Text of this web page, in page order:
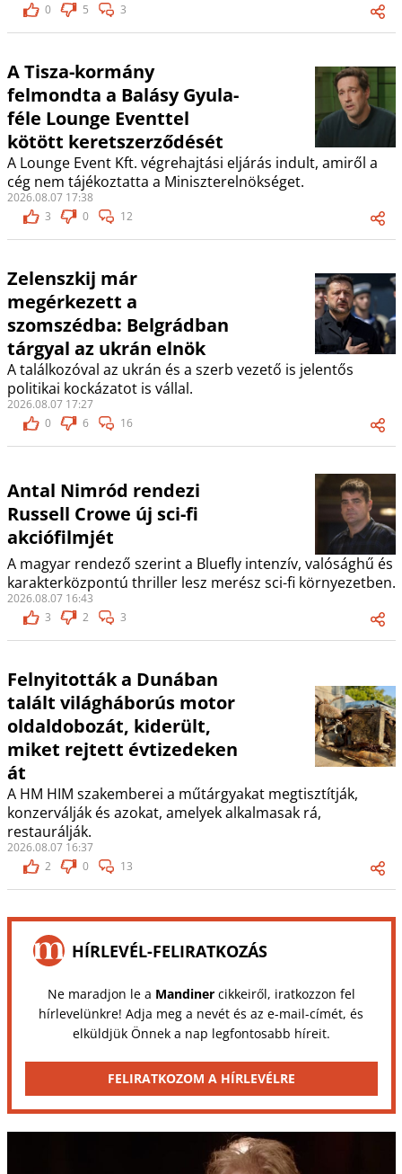
0
5 3
A Tisza-kormány
felmondta a Balásy Gyula-
féle Lounge Eventtel
kötött keretszerződését
A Lounge Event Kft. végrehajtási eljárás indult, amiről a
cég nem tájékoztatta a Miniszterelnökséget.
2026.08.07 17:38
3
0 12
Zelenszkij már
megérkezett a
szomszédba: Belgrádban
tárgyal az ukrán elnök
A találkozóval az ukrán és a szerb vezető is jelentős
politikai kockázatot is vállal.
2026.08.07 17:27
0
6 16
Antal Nimród rendezi
Russell Crowe új sci-fi
akciófilmjét
A magyar rendező szerint a Bluefly intenzív, valósághű és
karakterközpontú thriller lesz merész sci-fi környezetben.
2026.08.07 16:43
3
2 3
Felnyitották a Dunában
talált világháborús motor
oldaldobozát, kiderült,
miket rejtett évtizedeken
át
A HM HIM szakemberei a műtárgyakat megtisztítják,
konzerválják és azokat, amelyek alkalmasak rá,
restaurálják.
2026.08.07 16:37
2
0 13
HÍRLEVÉL-FELIRATKOZÁS
Ne maradjon le a Mandinercikkeiről, iratkozzon fel
hírlevelünkre! Adja meg a nevét és az e-mail-címét, és
elküldjük Önnek a nap legfontosabb híreit.
FELIRATKOZOM A HÍRLEVÉLRE